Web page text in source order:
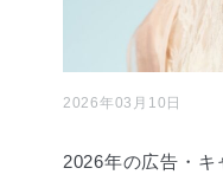
2026年03月10日
2026年の広告・キ